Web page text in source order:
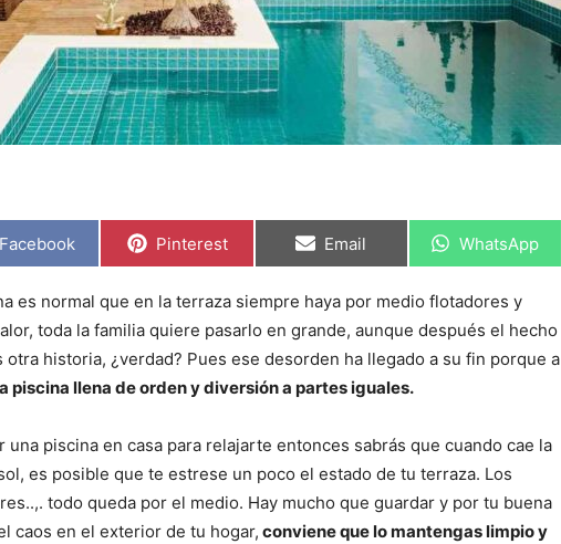
C
a
Facebook C
p
a
r
t
i
e
Pinterest C
a
r
t
i
e
Email C
a
r
t
i
WhatsApp
es normal que en la terraza siempre haya por medio flotadores y
toda la familia quiere pasarlo en grande, aunque después el hecho
historia, ¿verdad? Pues ese desorden ha llegado a su fin porque a
piscina llena de orden y diversión a partes iguales.
piscina en casa para relajarte entonces sabrás que cuando cae la
es posible que te estrese un poco el estado de tu terraza. Los
todo queda por el medio. Hay mucho que guardar y por tu buena
caos en el exterior de tu hogar, conviene que lo mantengas limpio y